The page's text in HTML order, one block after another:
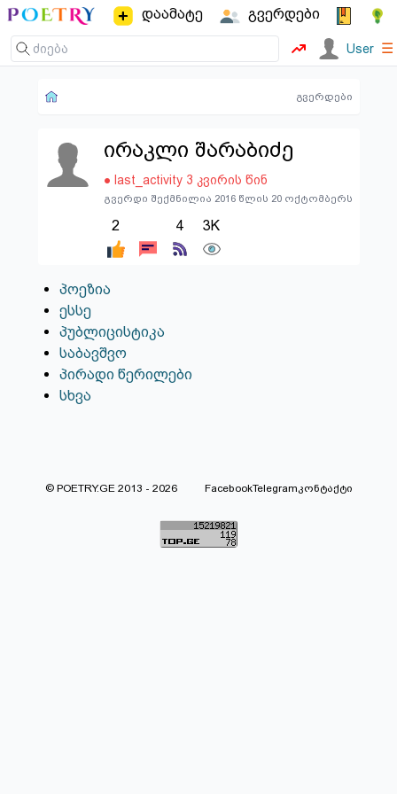
დაამატე გვერდები
User ☰
გვერდები
ირაკლი შარაბიძე
● last_activity 3 კვირის წინ
გვერდი შექმნილია 2016 წლის 20 ოქტომბერს
2 4 3K
პოეზია
ესსე
პუბლიცისტიკა
საბავშვო
პირადი წერილები
სხვა
© POETRY.GE 2013 - 2026 FacebookTelegramკონტაქტი